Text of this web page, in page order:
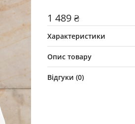
1 489 ₴
Характеристики
Опис товару
Відгуки (0)